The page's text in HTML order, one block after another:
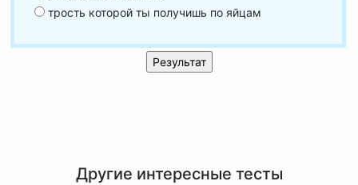
трость которой ты получишь по яйцам
Другие интересные тесты